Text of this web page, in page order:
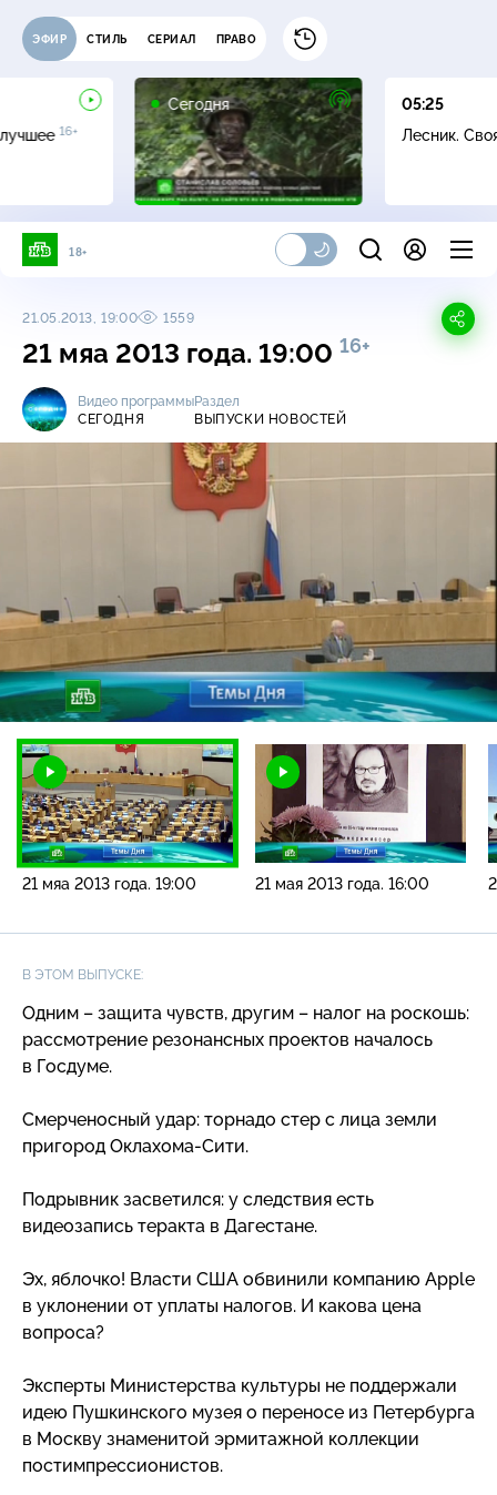
ЭФИР СТИЛЬ СЕРИАЛ ПРАВО
16+
Сегодня
05:25
Лесник.
18+
21.05.2013, 19:00 1559
21 мяа 2013 года. 19:00 16+
Видео программы
СЕГОДНЯ
Раздел
ВЫПУСКИ НОВОСТЕЙ
/
Загрузка:
2.55%
21 мяа 2013 года. 19:00 21 мая 2013 года. 16:00
В ЭТОМ ВЫПУСКЕ:
Одним – защита чувств, другим – налог на роскошь:
рассмотрение резонансных проектов началось
в Госдуме.
Смерченосный удар: торнадо стер с лица земли
пригород Оклахома-Сити.
Подрывник засветился: у следствия есть
видеозапись теракта в Дагестане.
Эх, яблочко! Власти США обвинили компанию Apple
в уклонении от уплаты налогов. И какова цена
вопроса?
Эксперты Министерства культуры не поддержали
идею Пушкинского музея о переносе из Петербурга
в Москву знаменитой эрмитажной коллекции
постимпрессионистов.